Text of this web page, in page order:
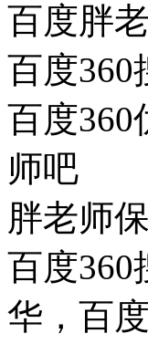
百度胖
百度360
百度360
师吧
胖老师
百度360
华，百